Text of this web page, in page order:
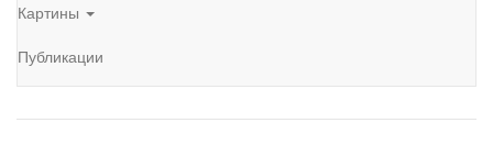
Картины
Публикации